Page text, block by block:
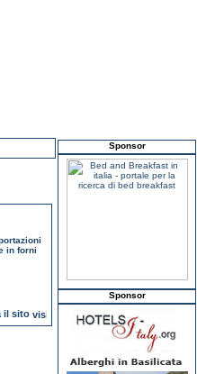
in forni
il sito
Sponsor
Sponsor